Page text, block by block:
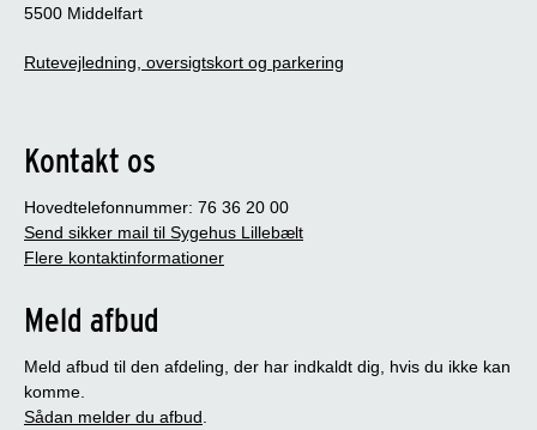
5500 Middelfart
Rutevejledning, oversigtskort og parkering
Kontakt os
Hovedtelefonnummer: 76 36 20 00
Send sikker mail til Sygehus Lillebælt
Flere kontaktinformationer
Meld afbud
Meld afbud til den afdeling, der har indkaldt dig, hvis du ikke kan
komme.
Sådan melder du afbud.